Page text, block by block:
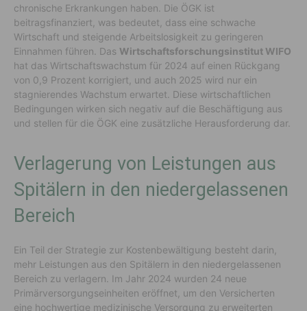
chronische Erkrankungen haben. Die ÖGK ist
beitragsfinanziert, was bedeutet, dass eine schwache
Wirtschaft und steigende Arbeitslosigkeit zu geringeren
Einnahmen führen. Das Wirtschaftsforschungsinstitut WIFO
hat das Wirtschaftswachstum für 2024 auf einen Rückgang
von 0,9 Prozent korrigiert, und auch 2025 wird nur ein
stagnierendes Wachstum erwartet. Diese wirtschaftlichen
Bedingungen wirken sich negativ auf die Beschäftigung aus
und stellen für die ÖGK eine zusätzliche Herausforderung dar.
Verlagerung von Leistungen aus
Spitälern in den niedergelassenen
Bereich
Ein Teil der Strategie zur Kostenbewältigung besteht darin,
mehr Leistungen aus den Spitälern in den niedergelassenen
Bereich zu verlagern. Im Jahr 2024 wurden 24 neue
Primärversorgungseinheiten eröffnet, um den Versicherten
eine hochwertige medizinische Versorgung zu erweiterten